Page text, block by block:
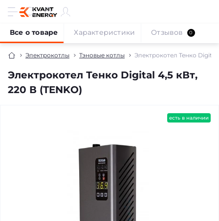
Электрокотлы Тэновые котлы Электрокотел Тенко Digital
Электрокотел Тенко Digital 4,5 кВт,
220 В (TENKO)
Все о товаре Характеристики Отзывов 0
есть в наличии